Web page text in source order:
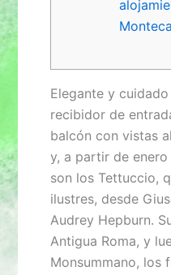
Elegante y
recibidor de
balcón con vistas
y, a partir de
son los Tettuccio,
ilustres, desde
Audrey Hepburn.
Antigua Roma, y
Monsummano, los